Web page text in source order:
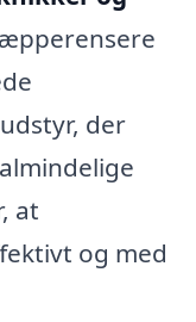
der
at
og med